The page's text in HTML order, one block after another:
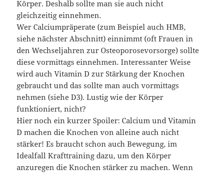
Körper. Deshalb sollte man sie auch nicht
gleichzeitig einnehmen.
Wer Calciumpräperate (zum Beispiel auch HMB,
siehe nächster Abschnitt) einnimmt (oft Frauen in
den Wechseljahren zur Osteoporosevorsorge) sollte
diese vormittags einnehmen. Interessanter Weise
wird auch Vitamin D zur Stärkung der Knochen
gebraucht und das sollte man auch vormittags
nehmen (siehe D3). Lustig wie der Körper
funktioniert, nicht?
Hier noch ein kurzer Spoiler: Calcium und Vitamin
D machen die Knochen von alleine auch nicht
stärker! Es braucht schon auch Bewegung, im
Idealfall Krafttraining dazu, um den Körper
anzuregen die Knochen stärker zu machen. Wenn